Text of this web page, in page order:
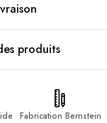
produits
Fabrication Bernstein